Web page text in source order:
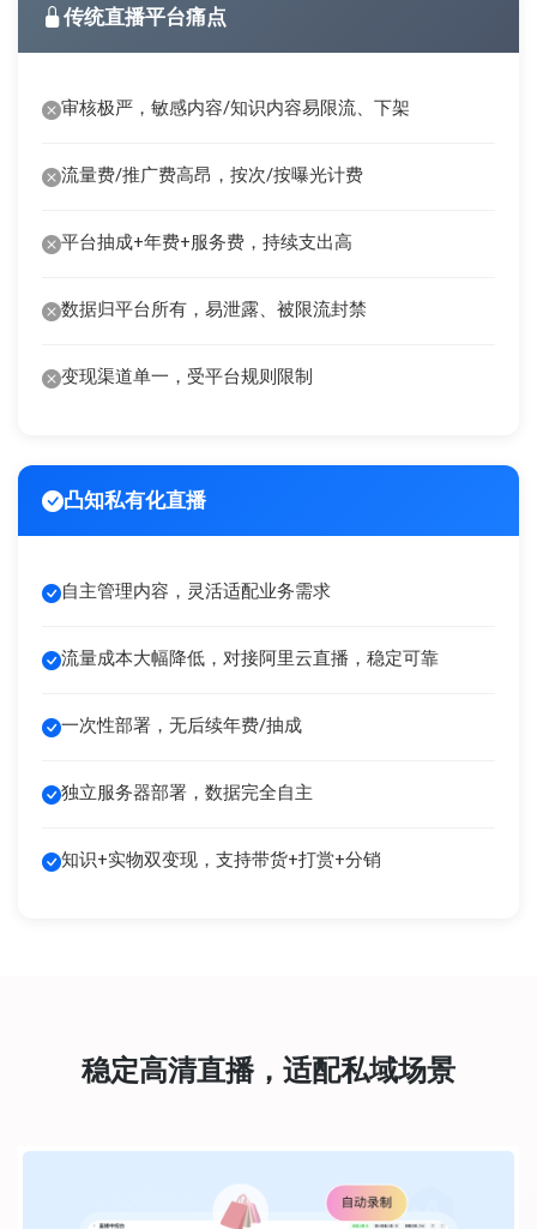
传统直播平台痛点
审核极严，敏感内容/知识内容易限流、下架
流量费/推广费高昂，按次/按曝光计费
平台抽成+年费+服务费，持续支出高
数据归平台所有，易泄露、被限流封禁
变现渠道单一，受平台规则限制
凸知私有化直播
自主管理内容，灵活适配业务需求
流量成本大幅降低，对接阿里云直播，稳定可靠
一次性部署，无后续年费/抽成
独立服务器部署，数据完全自主
知识+实物双变现，支持带货+打赏+分销
稳定高清直播，适配私域场景